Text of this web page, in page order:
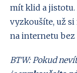
mít klid a jistotu.
vyzkoušíte, už
na internetu bez
BTW: Pokud